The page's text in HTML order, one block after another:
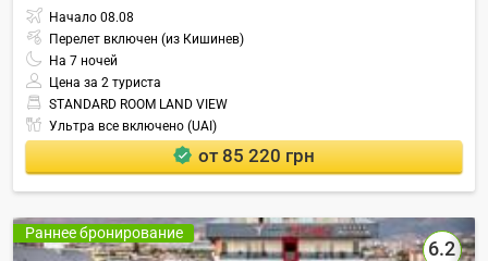
Начало 08.08
Перелет включен (из Кишинев)
На 7 ночей
Цена за 2 туриста
STANDARD ROOM LAND VIEW
Ультра все включено (UAI)
от 85 220 грн
Раннее бронирование
6.2